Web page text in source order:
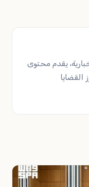
يقدم محتوى
القضايا